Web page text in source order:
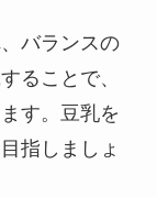
バランスの
ることで、
す。豆乳を
指しましょ